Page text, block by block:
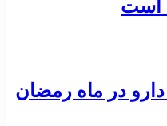
است
در ماه رمضان